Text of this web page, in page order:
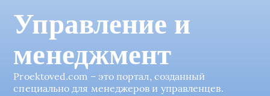
Управление и
менеджмент
Proektoved.com – это портал, созданный
специально для менеджеров и управленцев.